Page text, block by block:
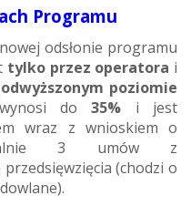
Programu
odsłonie programu
tylko przez operatora i
poziomie
do35% i jest
wraz z wnioskiem o
3 umów z
(chodzi o